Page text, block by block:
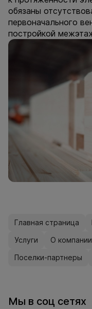
обязаны
первоначального
постройкой
Главная страница
Услуги
О компании
Поселки-партнеры
Мы в соц сетях